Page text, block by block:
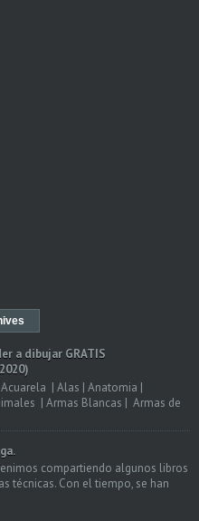
a dibujar GRATIS
Acuarela | Alas | Anatomia |
| Armas Blancas | Armas de
compartiendo algunos libros
técnicas. Con el tiempo, se han